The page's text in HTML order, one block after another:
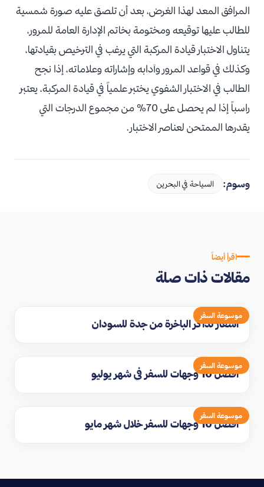
المرافق المعد لهذا الغرض، بعد أن تلصق عليه صورة شمسية
للطالب عليها توقيعه ومختومة بخاتم الإدارة العامة للمرور،
يتناول الاختبار قيادة المركبة التي يرغب في الترخيص بقيادتها،
وكذلك في قواعد المرور وآدابه وإشاراته وعلاماته، إذا نجح
الطالب في الاختبار الشفوي يختبر علمياً في قيادة المركبة، يعتبر
راسباً إذا لم يحصل على 70٪ من مجموع الدرجات التي
يقدرها الممتحن لعناصر الاختبار.
وسوم: السياحة في البحرين
اقرأ أيضاً
مقالات ذات صلة
موسوعة السفر
اسعار تذاكر الباخرة من جدة للسودان
موسوعة السفر
افضل 10 وجهات للسفر في شهر يوليو
موسوعة السفر
افضل 10 وجهات للسفر خلال شهر مايو